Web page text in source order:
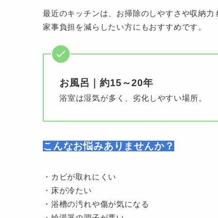
最近のキッチンは、お掃除のしやすさや収納力
家事負担を減らしたい方にもおすすめです。
お風呂｜約15～20年
浴室は湿気が多く、劣化しやすい場所。
こんなお悩みありませんか？
・カビが取れにくい
・床が冷たい
・浴槽の汚れや傷が気になる